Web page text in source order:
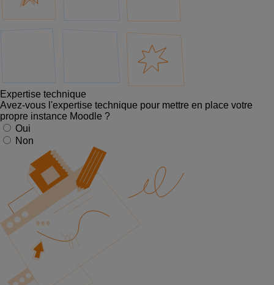
Expertise technique
Avez-vous l'expertise technique pour mettre en place votre
propre instance Moodle ?
Oui
Non